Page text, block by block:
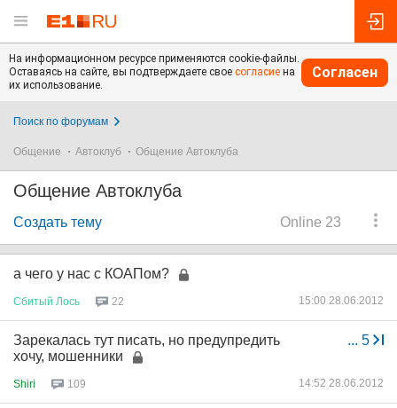
На информационном ресурсе применяются cookie-файлы.
Оставаясь на сайте, вы подтверждаете свое согласие на
их использование.
Согласен
Поиск по форумам
Общение Автоклуб Общение Автоклуба
Общение Автоклуба
Online 23
Создать тему
а чего у нас с КОАПом?
Сбитый Лось 22 15:00 28.06.2012
... 5
Зарекалась тут писать, но предупредить
хочу, мошенники
Shiri 109 14:52 28.06.2012